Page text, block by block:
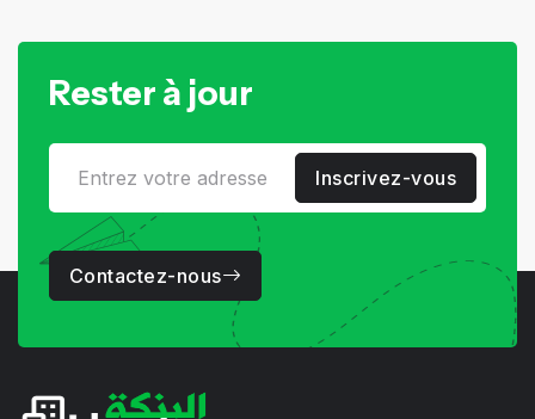
Rester à jour
Inscrivez-vous
Contactez-nous